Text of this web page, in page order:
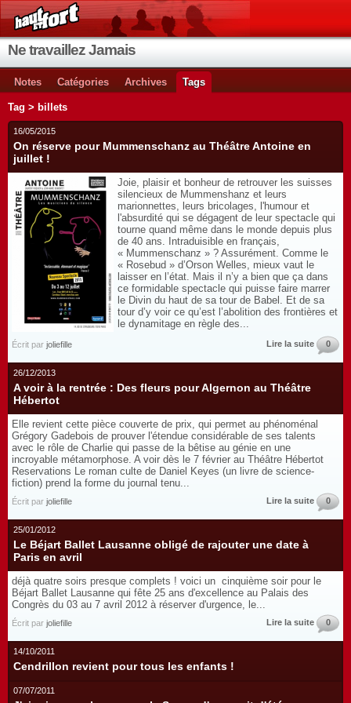
Ne travaillez Jamais
Notes Catégories Archives Tags
Tag > billets
16/05/2015
On réserve pour Mummenschanz au Théâtre Antoine en
juillet !
Joie, plaisir et bonheur de retrouver les suisses
silencieux de Mummenshanz et leurs
marionnettes, leurs bricolages, l'humour et
l'absurdité qui se dégagent de leur spectacle qui
tourne quand même dans le monde depuis plus
de 40 ans. Intraduisible en français,
« Mummenschanz » ? Assurément. Comme le
« Rosebud » d’Orson Welles, mieux vaut le
laisser en l’état. Mais il n’y a bien que ça dans
ce formidable spectacle qui puisse faire marrer
le Divin du haut de sa tour de Babel. Et de sa
tour d’y voir ce qu’est l’abolition des frontières et
le dynamitage en règle des...
Écrit par joliefille Lire la suite 0
26/12/2013
A voir à la rentrée : Des fleurs pour Algernon au Théâtre
Hébertot
Elle revient cette pièce couverte de prix, qui permet au phénoménal
Grégory Gadebois de prouver l'étendue considérable de ses talents
avec le rôle de Charlie qui passe de la bêtise au génie en une
incroyable métamorphose. A voir dès le 7 février au Théâtre Hébertot
Reservations Le roman culte de Daniel Keyes (un livre de science-
fiction) prend la forme du journal tenu...
Écrit par joliefille Lire la suite 0
25/01/2012
Le Béjart Ballet Lausanne obligé de rajouter une date à
Paris en avril
déjà quatre soirs presque complets ! voici un cinquième soir pour le
Béjart Ballet Lausanne qui fête 25 ans d'excellence au Palais des
Congrès du 03 au 7 avril 2012 à réserver d'urgence, le...
Écrit par joliefille Lire la suite 0
14/10/2011
Cendrillon revient pour tous les enfants !
07/07/2011